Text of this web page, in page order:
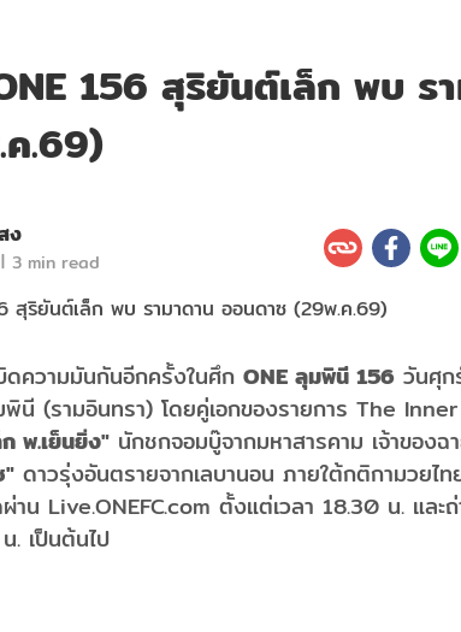
156 สุริยันต์เล็ก พบ ร
.69)
ง
| 3 min read
ดความมันกันอีกครั้งในศึก ONE ลุมพินี 156 วันศุ
นี (รามอินทรา) โดยคู่เอกของรายการ The
พ.เย็นยิ่ง" นักชกจอมบู๊จากมหาสารคาม เจ้าของ
" ดาวรุ่งอันตรายจากเลบานอน ภายใต้กติกามวยไ
น Live.ONEFC.com ตั้งแต่เวลา 18.30 น. แล
. เป็นต้นไป